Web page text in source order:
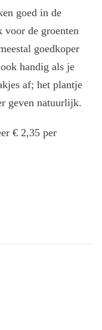
goed in de
voor de groenten
goedkoper
handig als je
af; het plantje
geven natuurlijk.
€ 2,35 per